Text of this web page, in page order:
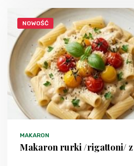
NOWOŚĆ
MAKARON
Makaron rurki /rigattoni/ z